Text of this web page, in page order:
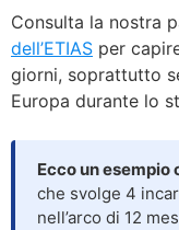
Consulta la nostra
dell’ETIAS per
giorni, soprattutto
Europa durante lo
Ecco un esempio
che svolge 4
nell’arco di 12